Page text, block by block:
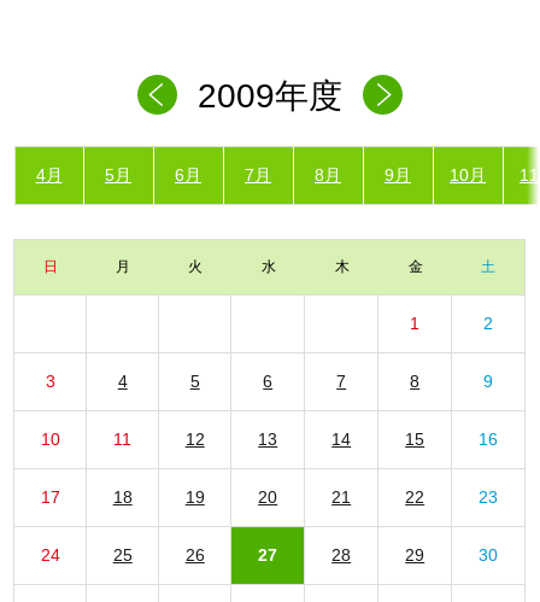
2009年度
4月 5月 6月 7月 8月 9月 10月
日 月 火 水 木 金 土
1 2
3 4 5 6 7 8 9
10 11 12 13 14 15 16
17 18 19 20 21 22 23
24 25 26 27 28 29 30